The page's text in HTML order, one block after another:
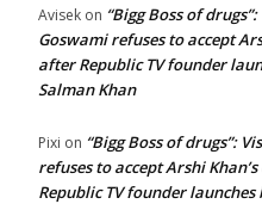
Avisek on “Bigg Boss of
Goswami refuses to accept
after Republic TV founder
Salman Khan
Pixi on “Bigg Boss of drugs”:
refuses to accept Arshi
Republic TV founder